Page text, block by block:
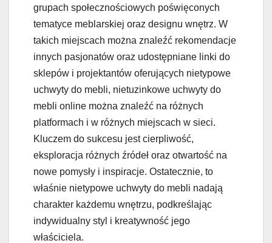
grupach społecznościowych poświęconych
tematyce meblarskiej oraz designu wnętrz. W
takich miejscach można znaleźć rekomendacje
innych pasjonatów oraz udostępniane linki do
sklepów i projektantów oferujących nietypowe
uchwyty do mebli, nietuzinkowe uchwyty do
mebli online można znaleźć na różnych
platformach i w różnych miejscach w sieci.
Kluczem do sukcesu jest cierpliwość,
eksploracja różnych źródeł oraz otwartość na
nowe pomysły i inspiracje. Ostatecznie, to
właśnie nietypowe uchwyty do mebli nadają
charakter każdemu wnętrzu, podkreślając
indywidualny styl i kreatywność jego
właściciela.